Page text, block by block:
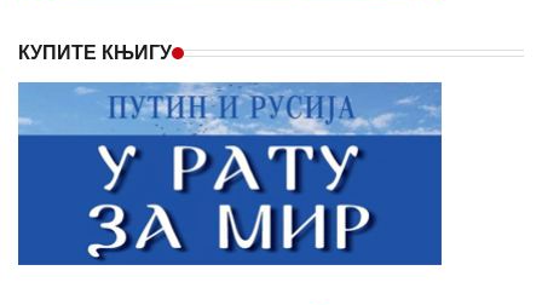
КУПИТЕ КЊИГУ